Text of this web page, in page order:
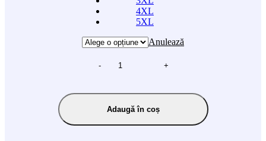
4XL
5XL
Anulează
- +
Adaugă în coș